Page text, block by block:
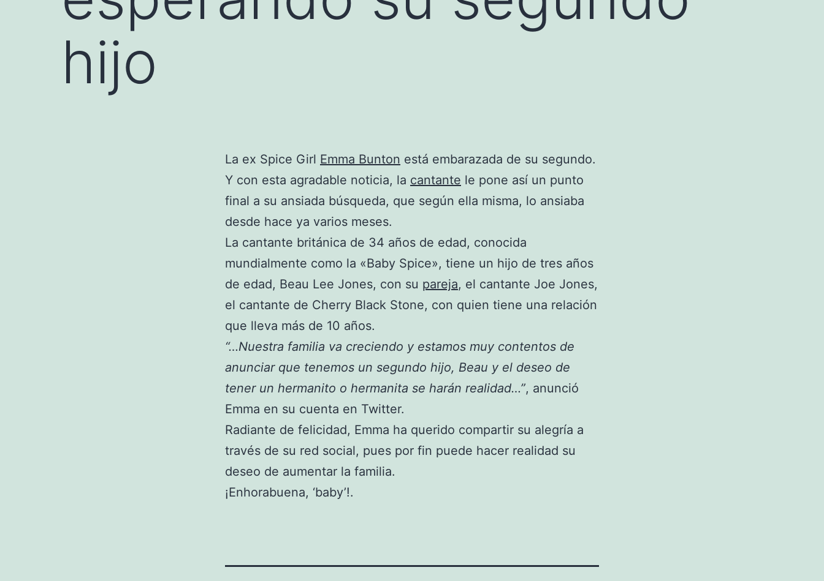
hijo
La ex Spice Girl Emma Bunton está embarazada de su segundo.
Y con esta agradable noticia, la cantante le pone así un punto
final a su ansiada búsqueda, que según ella misma, lo ansiaba
desde hace ya varios meses.
La cantante británica de 34 años de edad, conocida
mundialmente como la «Baby Spice», tiene un hijo de tres años
de edad, Beau Lee Jones, con su pareja, el cantante Joe Jones,
el cantante de Cherry Black Stone, con quien tiene una relación
que lleva más de 10 años.
“…Nuestra familia va creciendo y estamos muy contentos de
anunciar que tenemos un segundo hijo, Beau y el deseo de
tener un hermanito o hermanita se harán realidad…”, anunció
Emma en su cuenta en Twitter.
Radiante de felicidad, Emma ha querido compartir su alegría a
través de su red social, pues por fin puede hacer realidad su
deseo de aumentar la familia.
¡Enhorabuena, ‘baby’!.